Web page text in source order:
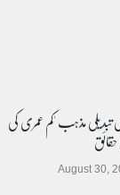
تبدیلی مذہب 'کم عمری کی
August 30,